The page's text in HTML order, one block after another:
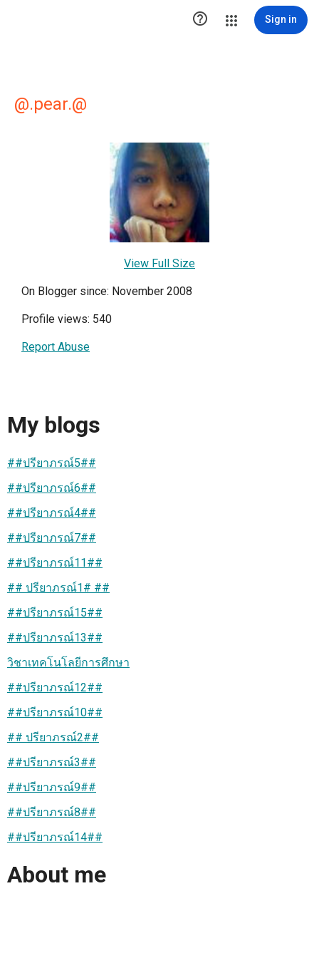
 Sign in
@.pear.@
View Full Size
On Blogger since: November 2008
Profile views: 540
Report Abuse
My blogs
##ปรียาภรณ์5##
##ปรียาภรณ์6##
##ปรียาภรณ์4##
##ปรียาภรณ์7##
##ปรียาภรณ์11##
## ปรียาภรณ์1# ##
##ปรียาภรณ์15##
##ปรียาภรณ์13##
วิชาเทคโนโลยีการศึกษา
##ปรียาภรณ์12##
##ปรียาภรณ์10##
## ปรียาภรณ์2##
##ปรียาภรณ์3##
##ปรียาภรณ์9##
##ปรียาภรณ์8##
##ปรียาภรณ์14##
About me